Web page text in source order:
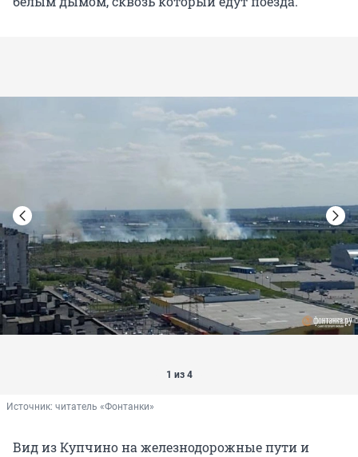
1 из 4
Источник: читатель «Фонтанки»
Вид из Купчино на железнодорожные пути и